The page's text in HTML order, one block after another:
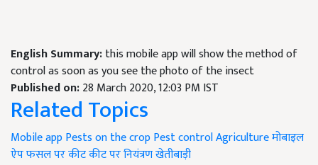
English Summary:this mobile app will show the method of
control as soon as you see the photo of the insect
Published on:28 March 2020, 12:03 PM IST
Related Topics
Mobile appPests on the cropPest controlAgricultureमोबाइल
ऐपफसल पर कीटकीट पर नियंत्रणखेतीबाड़ी